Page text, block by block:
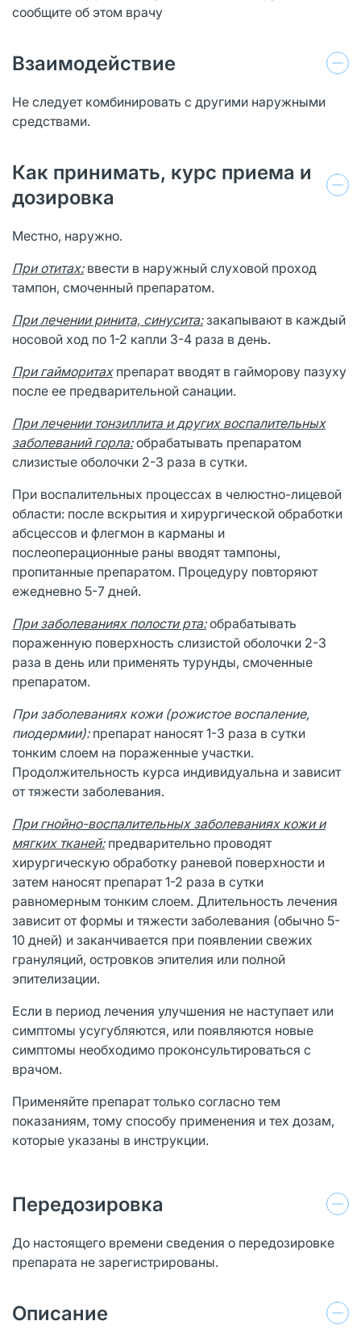
сообщите об этом врачу
Взаимодействие
Не следует комбинировать с другими наружными
средствами.
Как принимать, курс приема и
дозировка
Местно, наружно.
При отитах:ввести в наружный слуховой проход
тампон, смоченный препаратом.
При лечении ринита, синусита:закапывают в каждый
носовой ход по 1-2 капли 3-4 раза в день.
При гайморитахпрепарат вводят в гайморову пазуху
после ее предварительной санации.
При лечении тонзиллита и других воспалительных
заболеваний горла:обрабатывать препаратом
слизистые оболочки 2-3 раза в сутки.
При воспалительных процессах в челюстно-лицевой
области: после вскрытия и хирургической обработки
абсцессов и флегмон в карманы и
послеоперационные раны вводят тампоны,
пропитанные препаратом. Процедуру повторяют
ежедневно 5-7 дней.
При заболеваниях полости рта:обрабатывать
пораженную поверхность слизистой оболочки 2-3
раза в день или применять турунды, смоченные
препаратом.
При заболеваниях кожи (рожистое воспаление,
пиодермии):препарат наносят 1-3 раза в сутки
тонким слоем на пораженные участки.
Продолжительность курса индивидуальна и зависит
от тяжести заболевания.
При гнойно-воспалительных заболеваниях кожи и
мягких тканей:предварительно проводят
хирургическую обработку раневой поверхности и
затем наносят препарат 1-2 раза в сутки
равномерным тонким слоем. Длительность лечения
зависит от формы и тяжести заболевания (обычно 5-
10 дней) и заканчивается при появлении свежих
грануляций, островков эпителия или полной
эпителизации.
Если в период лечения улучшения не наступает или
симптомы усугубляются, или появляются новые
симптомы необходимо проконсультироваться с
врачом.
Применяйте препарат только согласно тем
показаниям, тому способу применения и тех дозам,
которые указаны в инструкции.
Передозировка
До настоящего времени сведения о передозировке
препарата не зарегистрированы.
Описание